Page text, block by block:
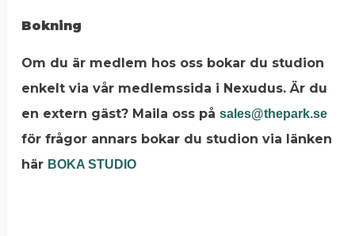
Bokning
Om du är medlem hos oss bokar du studion
enkelt via vår medlemssida i Nexudus. Är du
en extern gäst? Maila oss påsales@thepark.se
för frågor annars bokar du studion via länken
här BOKA STUDIO